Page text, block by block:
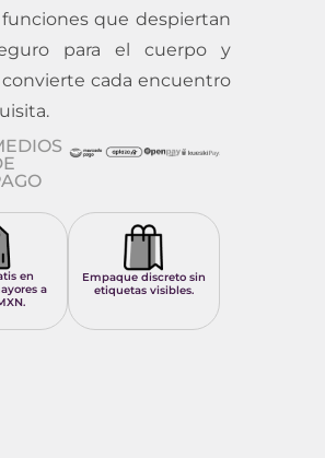
que despiertan
para el cuerpo y
cada encuentro
en
a
Empaque discreto sin
etiquetas visibles.